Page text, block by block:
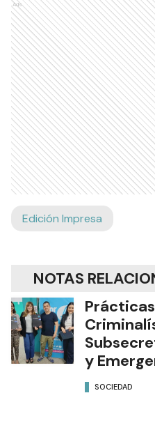
Ads
Edición Impresa
NOTAS
y
SOCIEDAD